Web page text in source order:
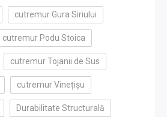
cutremur Gura Siriului
cutremur Podu Stoica
cutremur Tojanii de Sus
cutremur Vinețișu
Durabilitate Structurală